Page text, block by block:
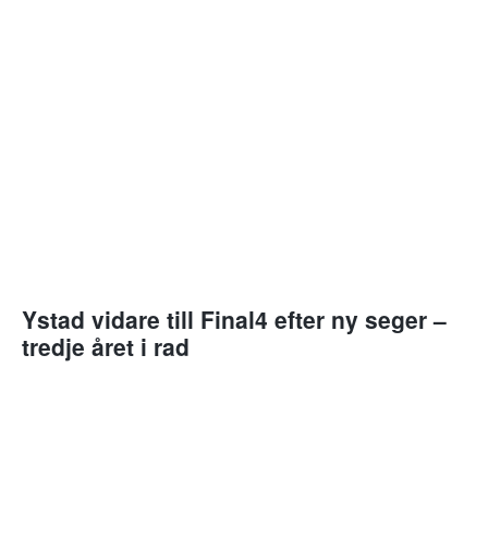
Ystad vidare till Final4 efter ny seger –
tredje året i rad